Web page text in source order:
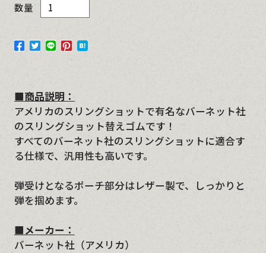
数量
■商品説明：
アメリカのスリングショットで有名なバーネット社
のスリングショット替えゴムです！
すべてのバーネット社のスリングショットに適合す
る仕様で、汎用性も高いです。
弾受けとなるポーチ部分はレザー製で、しっかりと
弾を掴めます。
■メーカー：
バーネット社（アメリカ）